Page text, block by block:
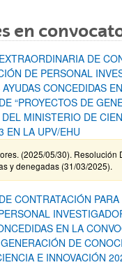
en
DE
DE PERSONAL
CONCEDIDAS
“PROYECTOS DE
MINISTERIO DE
EN LA UPV/EHU
(2025/05/30). Resolución
y denegadas (31/03/2025).
CONTRATACIÓN
EN LA
DE
E INNOVACIÓN